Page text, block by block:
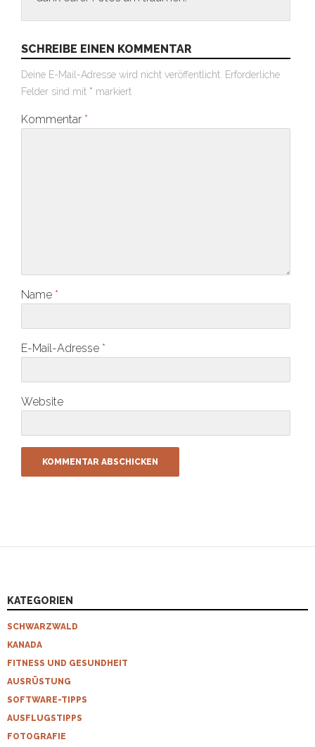
SCHREIBE EINEN KOMMENTAR
Deine E-Mail-Adresse wird nicht veröffentlicht. Erforderliche
Felder sind mit * markiert
Kommentar *
Name *
E-Mail-Adresse *
Website
KATEGORIEN
SCHWARZWALD
KANADA
FITNESS UND GESUNDHEIT
AUSRÜSTUNG
SOFTWARE-TIPPS
AUSFLUGSTIPPS
FOTOGRAFIE